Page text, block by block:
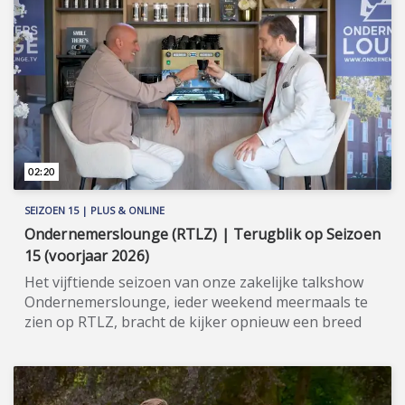
het oude financiële systeem begonnen. Vanaf
seizoen 13 is Chhay Lin Lim van Monflo regelmatig
te zien in onze zakelijke talkshow, onder meer in het
licht van de Dutch Blockchain Week. Meer
informatie: www.monflo.com/nl
(https://www.monflo.com/nl).
SEIZOEN 15 | PLUS & ONLINE
Ondernemerslounge (RTLZ) | Terugblik op Seizoen
15 (voorjaar 2026)
Het vijftiende seizoen van onze zakelijke talkshow
Ondernemerslounge, ieder weekend meermaals te
zien op RTLZ, bracht de kijker opnieuw een breed
gebied van ondernemerschap, investeren en
genieten van het leven. Onze studio in het koetshuis
van Kasteel Hoekelum werd hierbij zoals altijd
02:20